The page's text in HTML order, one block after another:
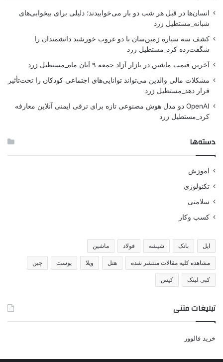
انسان‌ها در قبل هر شب دو بار می‌خوابیدند؛ دلیلی برای بیخوابی‌های
شبانه_مستطیل زرد
کشف سه سیاره زمین‌سان با دو غروب خورشید دانشمندان را
شگفت‌زده کرد_مستطیل زرد
آخرین قیمت ماشین در بازار آزاد جمعه ۹ آبان ماه_مستطیل زرد
مشکلات مالی والدین می‌تواند توانایی‌های اجتماعی کودکان را تحت‌تأثیر
قرار دهد_مستطیل زرد
OpenAI دو مدل هوش مصنوعی تازه برای ترقی ایمنی آنلاین معارفه
کرد_مستطیل زرد
دسته‌ها
اموزش
تکنولوژی
سلامتی
کسب وکار
اپل بانک شیشه فولاد ماشین
مشاهده کلیه مقالات منتشر شده هتل ویلا پوست چین
کپی لینک کیس
تبلیغات متنی
خرید فالوور